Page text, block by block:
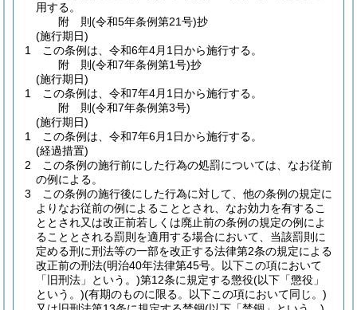
用する。
附 則(令和5年条例第21号)抄
(施行期日)
1
この条例は、令和6年4月1日から施行する。
附 則(令和7年条例第1号)抄
(施行期日)
1
この条例は、令和7年4月1日から施行する。
附 則(令和7年条例第3号)
(施行期日)
1
この条例は、令和7年6月1日から施行する。
(経過措置)
2
この条例の施行前にした行為の処罰については、なお従前
の例による。
3
この条例の施行後にした行為に対して、他の条例の規定に
よりなお従前の例によることとされ、なお効力を有するこ
ととされ又は改正前若しくは廃止前の条例の規定の例によ
ることとされる罰則を適用する場合において、当該罰則に
定める刑に刑法等の一部を改正する法律第2条の規定による
改正前の刑法(明治40年法律第45号。以下この項において
「旧刑法」という。)第12条に規定する懲役(以下「懲役」
という。)(有期のものに限る。以下この項において同じ。)